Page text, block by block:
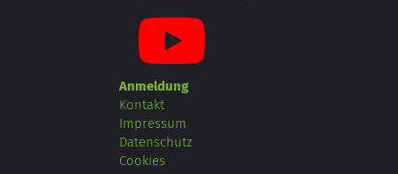
Anmeldung
Kontakt
Impressum
Datenschutz
Cookies